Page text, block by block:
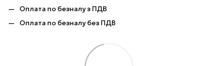
Оплата по безналу з ПДВ
Оплата по безналу без ПДВ